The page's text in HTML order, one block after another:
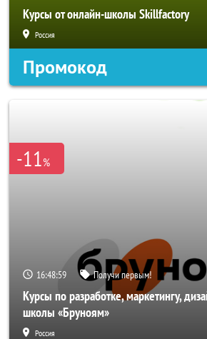
Курсы от онлайн-школы Skillfactory
Россия
Промокод
-11%
16:48:57 Получи первым!
Курсы по разработке, маркетингу,
школы «Бруноям»
Россия